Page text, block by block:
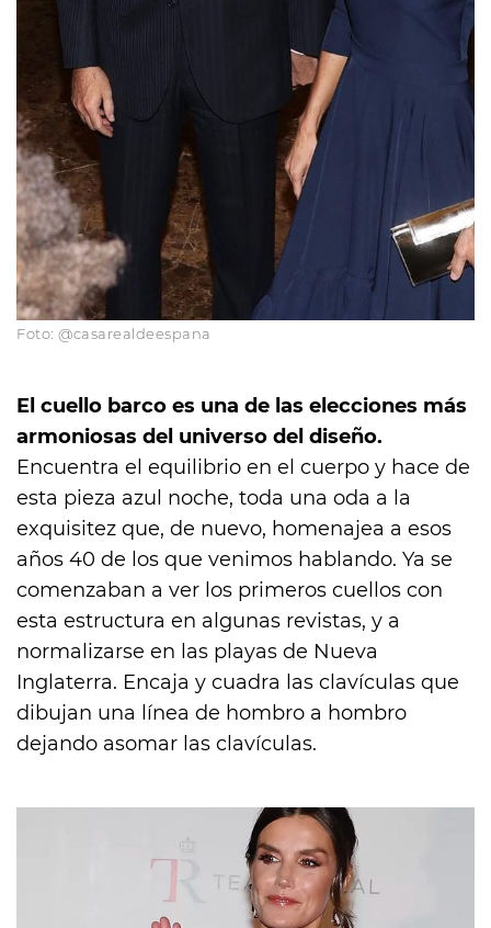
Foto: @casarealdeespana
El cuello barco es una de las elecciones más
armoniosas del universo del diseño.
Encuentra el equilibrio en el cuerpo y hace de
esta pieza azul noche, toda una oda a la
exquisitez que, de nuevo, homenajea a esos
años 40 de los que venimos hablando. Ya se
comenzaban a ver los primeros cuellos con
esta estructura en algunas revistas, y a
normalizarse en las playas de Nueva
Inglaterra. Encaja y cuadra las clavículas que
dibujan una línea de hombro a hombro
dejando asomar las clavículas.